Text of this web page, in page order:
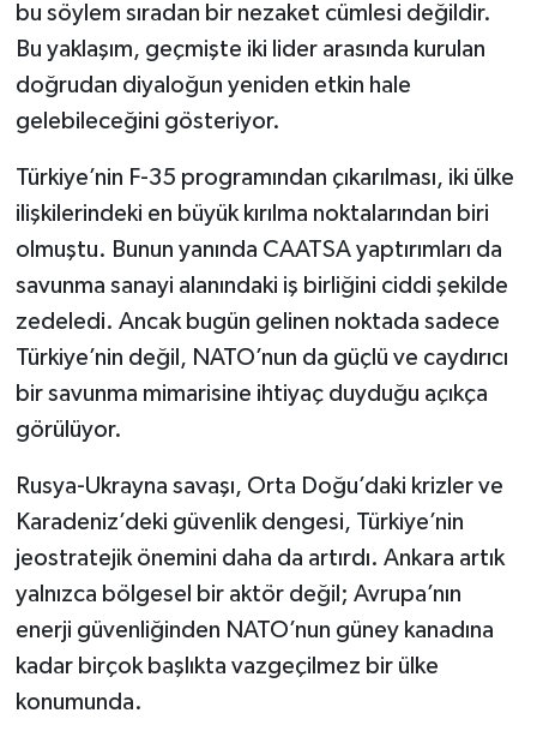
bu söylem sıradan bir nezaket cümlesi değildir.
Bu yaklaşım, geçmişte iki lider arasında kurulan
doğrudan diyaloğun yeniden etkin hale
gelebileceğini gösteriyor.
Türkiye’nin F-35 programından çıkarılması, iki ülke
ilişkilerindeki en büyük kırılma noktalarından biri
olmuştu. Bunun yanında CAATSA yaptırımları da
savunma sanayi alanındaki iş birliğini ciddi şekilde
zedeledi. Ancak bugün gelinen noktada sadece
Türkiye’nin değil, NATO’nun da güçlü ve caydırıcı
bir savunma mimarisine ihtiyaç duyduğu açıkça
görülüyor.
Rusya-Ukrayna savaşı, Orta Doğu’daki krizler ve
Karadeniz’deki güvenlik dengesi, Türkiye’nin
jeostratejik önemini daha da artırdı. Ankara artık
yalnızca bölgesel bir aktör değil; Avrupa’nın
enerji güvenliğinden NATO’nun güney kanadına
kadar birçok başlıkta vazgeçilmez bir ülke
konumunda.